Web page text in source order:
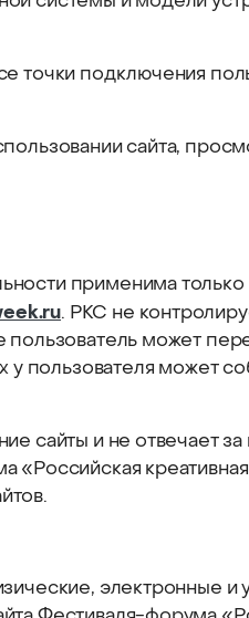
точки подключения
сайта,
применима
. РКС не
пользователь может
у пользователя может
сайты и не отвечает
«Российская
электронные